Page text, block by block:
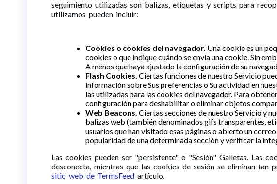
seguimiento utilizadas son balizas, etiquetas y scripts para
utilizamos pueden incluir:
Cookies o cookies del navegador. Una cookie es un
cookies o que indique cuándo se envía una cookie. Sin
A menos que haya ajustado la configuración de su
Flash Cookies. Ciertas funciones de nuestro Servicio
información sobre Sus preferencias o Su actividad en
las utilizadas para las cookies del navegador. Para
configuración para deshabilitar o eliminar objetos
Web Beacons. Ciertas secciones de nuestro Servicio y
balizas web (también denominados gifs transparentes,
usuarios que han visitado esas páginas o abierto un
popularidad de una determinada sección y verificar la
Las cookies pueden ser "persistente" o "Sesión" Galletas. Las
desconecta, mientras que las cookies de sesión se eliminan
sitio web de TermsFeed artículo.